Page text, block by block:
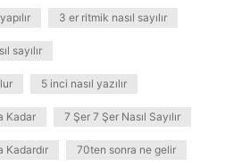
3 er ritmik nasıl sayılır
sayılır
5 inci nasıl yazılır
Kadar 7 Şer 7 Şer Nasıl Sayılır
Kadardır 70ten sonra ne gelir